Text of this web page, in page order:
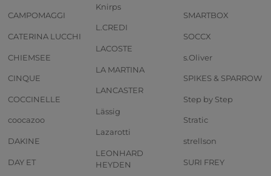
CAMPOMAGGI
CATERINA LUCCHI
CHIEMSEE
CINQUE
COCCINELLE
coocazoo
DAKINE
DAY ET
Knirps
L.CREDI
LACOSTE
LA MARTINA
LANCASTER
Lässig
Lazarotti
LEONHARD
HEYDEN
SMARTBOX
SOCCX
s.Oliver
SPIKES & SPARROW
Step by Step
Stratic
strellson
SURI FREY